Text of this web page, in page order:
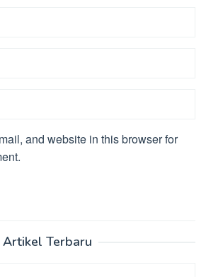
and website in this browser for
Artikel Terbaru